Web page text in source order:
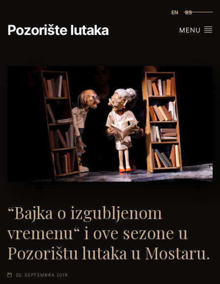
EN BS
Pozorište lutaka MENU
“Bajka o izgubljenom
vremenu“ i ove sezone u
Pozorištu lutaka u Mostaru.
20. SEPTEMBRA 2019.